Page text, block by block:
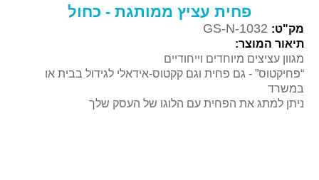
פחית עציץ ממותגת - כחול
מק"ט: GS-N-1032
תיאור המוצר:
מגוון עציצים מיוחדים וייחודיים
“פחיקטוס” - גם פחית וגם קקטוס-אידאלי לגידול בבית או
במשרד
ניתן למתג את הפחית עם הלוגו של העסק שלך